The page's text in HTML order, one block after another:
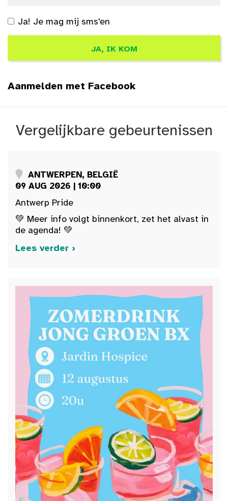
Ja! Je mag mij sms'en
Aanmelden met Facebook
Vergelijkbare gebeurtenissen
ANTWERPEN, BELGIË
09 AUG 2026 | 10:00
Antwerp Pride
💚 Meer info volgt binnenkort, zet het alvast in
de agenda! 💚
Lees verder ›